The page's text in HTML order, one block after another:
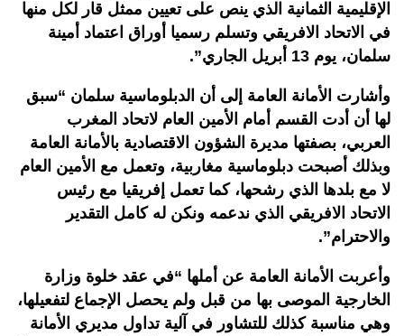
الإقليمية الثمانية الذي ينص على تعيين ممثل قار لكل منها
في الاتحاد الافريقي وتسلم رسميا أوراق اعتماد أمينة
سلمان، يوم 13 أبريل الجاري”.
وأشارت الأمانة العامة إلى أن الدبلوماسية سلمان “سبق
لها أن أدت القسم أمام الأمين العام لاتحاد المغرب
العربي، بصفتها مديرة الشؤون الاقتصادية بالأمانة العامة
وبذلك أصبحت دبلوماسية مغاربية، وتعمل مع الأمين العام
لا مع بلدها الذي رشحها، كما تعمل إفريقيا مع رئيس
الاتحاد الافريقي الذي ندعمه ونكن له كامل التقدير
والاحترام”.
وأعربت الأمانة العامة عن أملها “في عقد خلوة وزارة
الخارجية الموصى بها من قبل ولم يحصل الإجماع لتفعيلها،
وهي مناسبة كذلك للتشاور في آلية تداول مديري الأمانة